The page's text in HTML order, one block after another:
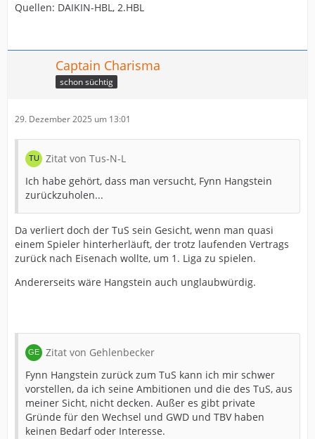
Quellen: DAIKIN-HBL, 2.HBL
Captain Charisma
schon süchtig
29. Dezember 2025 um 13:01
Zitat von Tus-N-L
Ich habe gehört, dass man versucht, Fynn Hangstein
zurückzuholen...
Da verliert doch der TuS sein Gesicht, wenn man quasi
einem Spieler hinterherläuft, der trotz laufenden Vertrags
zurück nach Eisenach wollte, um 1. Liga zu spielen.
Andererseits wäre Hangstein auch unglaubwürdig.
Zitat von Gehlenbecker
Fynn Hangstein zurück zum TuS kann ich mir schwer
vorstellen, da ich seine Ambitionen und die des TuS, aus
meiner Sicht, nicht decken. Außer es gibt private
Gründe für den Wechsel und GWD und TBV haben
keinen Bedarf oder Interesse.